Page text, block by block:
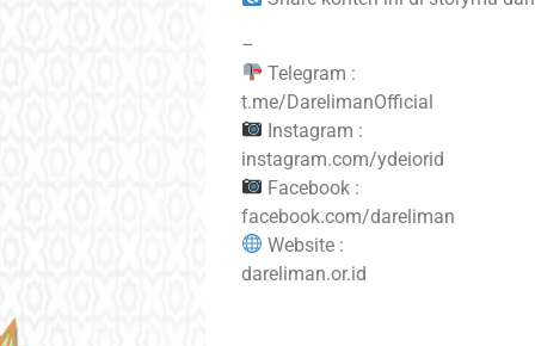
–
Telegram :
t.me/DarelimanOfficial
Instagram :
instagram.com/ydeiorid
Facebook :
facebook.com/dareliman
Website :
dareliman.or.id